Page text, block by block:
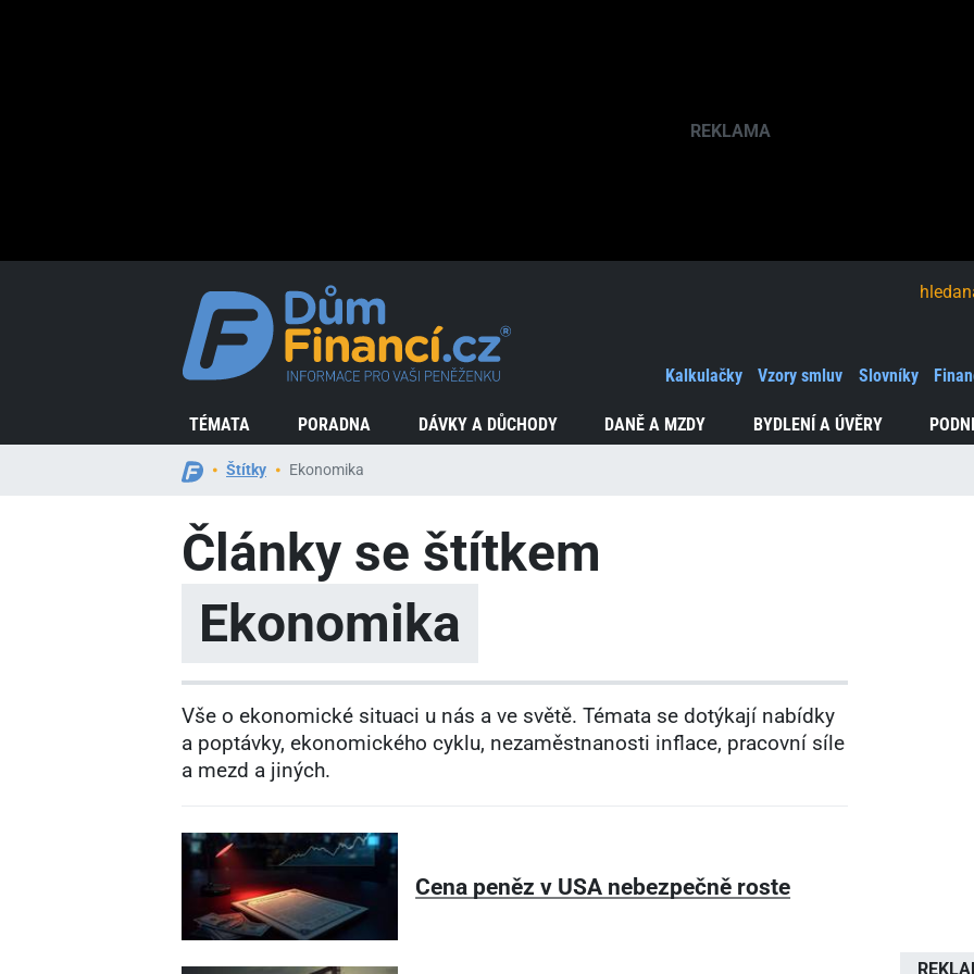
TÉMATA PORADNA DÁVKY A DŮCHODY DANĚ A MZDY BYDLENÍ A ÚVĚRY
Kalkulačky Vzory smluv Slovníky
Štítky Ekonomika
Články se štítkem
Ekonomika
Vše o ekonomické situaci u nás a ve světě. Témata se dotýkají nabídky
a poptávky, ekonomického cyklu, nezaměstnanosti inflace, pracovní síle
a mezd a jiných.
Cena peněz v USA nebezpečně roste